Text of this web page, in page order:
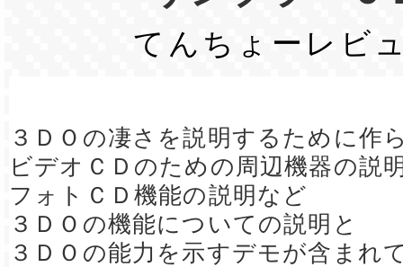
てんちょーレビ
３ＤＯの凄さを説明するために作
ビデオＣＤのための周辺機器の説
フォトＣＤ機能の説明など
３ＤＯの機能についての説明と
３ＤＯの能力を示すデモが含まれ